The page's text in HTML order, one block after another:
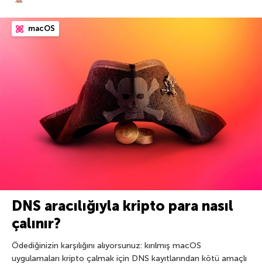
macOS
DNS aracılığıyla kripto para nasıl
çalınır?
Ödediğinizin karşılığını alıyorsunuz: kırılmış macOS
uygulamaları kripto çalmak için DNS kayıtlarından kötü amaçlı